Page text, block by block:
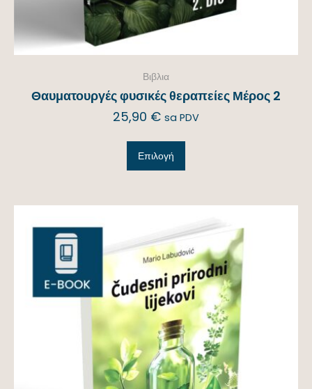
Βιβλια
Θαυματουργές φυσικές θεραπείες Μέρος 2
25,90 € sa PDV
Επιλογή